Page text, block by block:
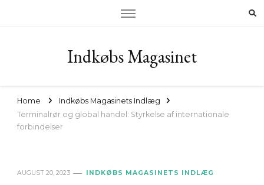
Indkøbs Magasinet
Home
Indkøbs Magasinets Indlæg
Terminalrør og global handel: Styrkelse af internationale
forbindelser
AUGUST 20, 2023 INDKØBS MAGASINETS INDLÆG